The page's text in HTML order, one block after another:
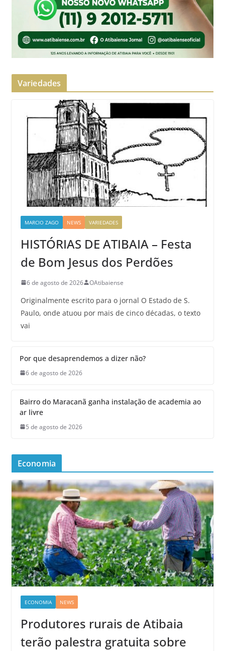
Variedades
MARCIO ZAGO NEWS VARIEDADES
HISTÓRIAS DE ATIBAIA – Festa
de Bom Jesus dos Perdões
6 de agosto de 2026 OAtibaiense
Originalmente escrito para o jornal O Estado de S.
Paulo, onde atuou por mais de cinco décadas, o texto
vai
Por que desaprendemos a dizer não?
6 de agosto de 2026
Bairro do Maracanã ganha instalação de academia ao
ar livre
5 de agosto de 2026
Economia
ECONOMIA NEWS
Produtores rurais de Atibaia
terão palestra gratuita sobre